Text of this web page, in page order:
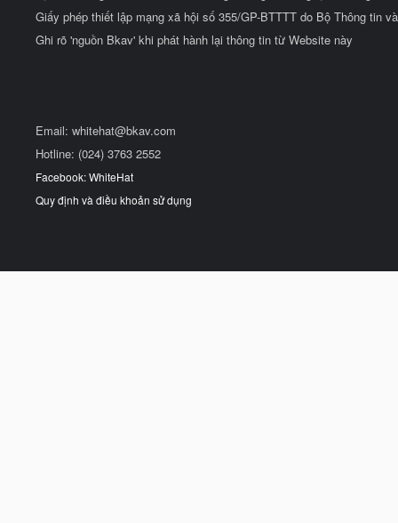
Giấy phép thiết lập mạng xã hội số 355/GP-BTTTT do Bộ Thông tin
Ghi rõ 'nguồn Bkav' khi phát hành lại thông tin từ Website này
Email: whitehat@bkav.com
Hotline: (024) 3763 2552
Facebook: WhiteHat
Quy định và điều khoản sử dụng